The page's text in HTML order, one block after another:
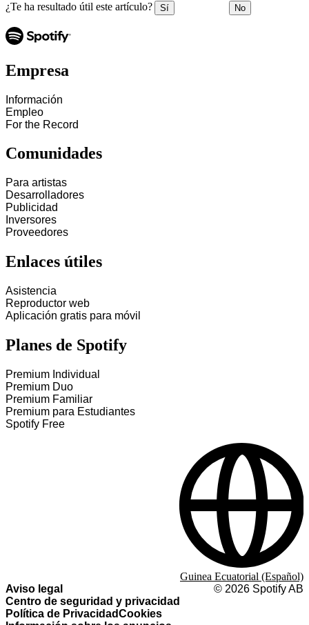
¿Te ha resultado útil este artículo? Sí No
Empresa
Información
Empleo
For the Record
Comunidades
Para artistas
Desarrolladores
Publicidad
Inversores
Proveedores
Enlaces útiles
Asistencia
Reproductor web
Aplicación gratis para móvil
Planes de Spotify
Premium Individual
Premium Duo
Premium Familiar
Premium para Estudiantes
Spotify Free
Aviso legal
Centro de seguridad y privacidad
Política de PrivacidadCookies
© 2026 Spotify AB
Guinea Ecuatorial (Español)